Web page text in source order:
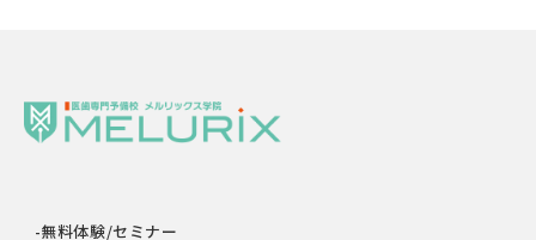
-無料体験/セミナー